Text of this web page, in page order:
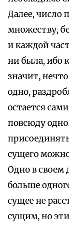
Далее, число
множеству,
и каждой
ни была, ибо
значит,
одно,
остается
повсюду
сущего
Одно в своем
больше
сущее не
сущим, но эти